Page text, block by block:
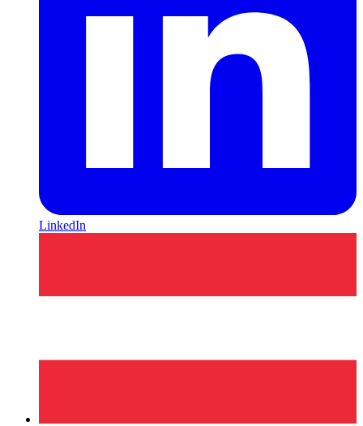
LinkedIn